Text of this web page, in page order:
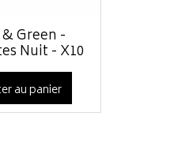
Green -
Nuit - X10
au panier